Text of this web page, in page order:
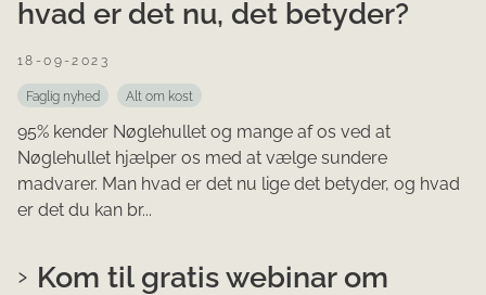
hvad er det nu, det betyder?
18-09-2023
Faglig nyhed Alt om kost
95% kender Nøglehullet og mange af os ved at
Nøglehullet hjælper os med at vælge sundere
madvarer. Man hvad er det nu lige det betyder, og hvad
er det du kan br...
Kom til gratis webinar om